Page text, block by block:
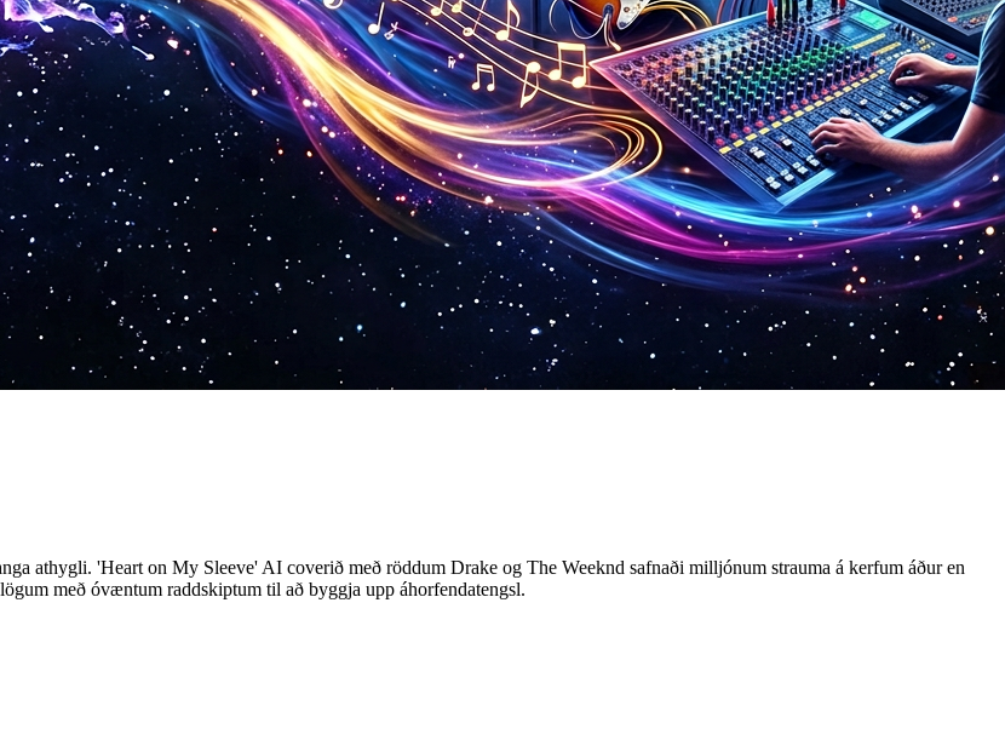
athygli. 'Heart on My Sleeve' AI coverið með röddum Drake og The Weeknd safnaði milljónum strauma á kerfum áður en
með óvæntum raddskiptum til að byggja upp áhorfendatengsl.